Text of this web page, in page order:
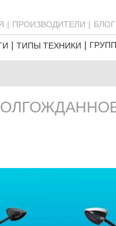
ПРОИЗВОДИТЕЛИ
ТИПЫ ТЕХНИКИ